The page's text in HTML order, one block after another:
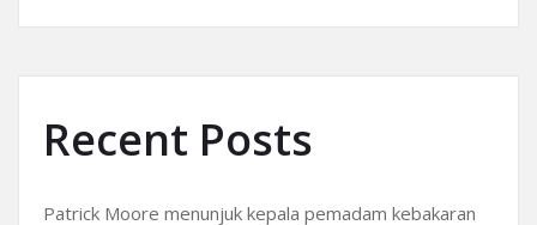
Recent Posts
Patrick Moore menunjuk kepala pemadam kebakaran